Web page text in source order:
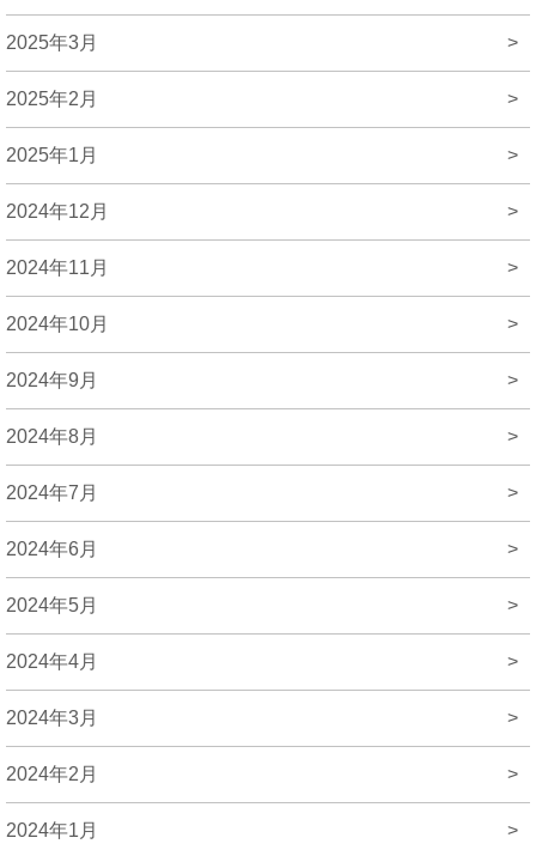
2025年3月 >
2025年2月 >
2025年1月 >
2024年12月 >
2024年11月 >
2024年10月 >
2024年9月 >
2024年8月 >
2024年7月 >
2024年6月 >
2024年5月 >
2024年4月 >
2024年3月 >
2024年2月 >
2024年1月 >